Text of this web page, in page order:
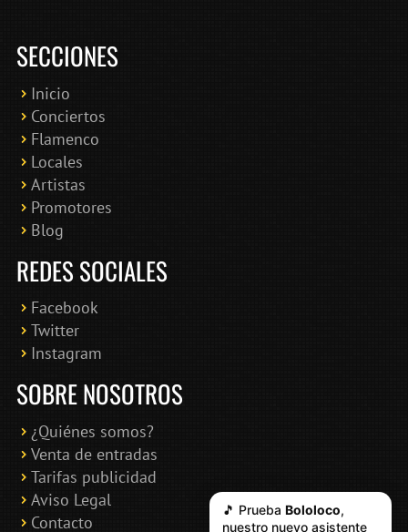
SECCIONES
Inicio
Conciertos
Flamenco
Locales
Artistas
Promotores
Blog
REDES SOCIALES
Facebook
Twitter
Instagram
SOBRE NOSOTROS
¿Quiénes somos?
Venta de entradas
Tarifas publicidad
Aviso Legal
Contacto
🎵 Prueba Bololoco,
nuestro nuevo asistente